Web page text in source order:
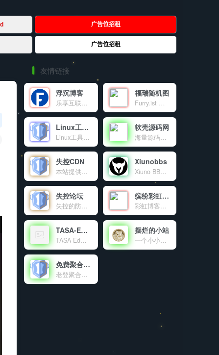
友情链接
浮沉博客
乐享互联网资源及IT技术的个人博客
福瑞随机图
Furry.ist 是一个有趣又高质量的兽装图片分享平台，通过简单的 API 调用，让开发者和爱好者轻松获取丰富的资源。分享，是乐趣；探索，是热爱。这里，趣味与创意交融，等你来发现！
Linux工具箱
Linux工具箱是一个功能强大的Linux系统管理工具，提供系统优化、虚拟内存管理、DNS配置、软件源更换等多种功能，让Linux服务器管理变得简单高效。
软壳源码网
海量源码、程序软件、技术资源共享
失控CDN
本站提供的免费公益CDN
Xiunobbs
Xiuno BBS开源程序交流论坛，致力于为使用Xiuno开源程序的站长提供海量的Xiuno插件，Xiuno模板，Xiuno使用交流，精准地为各位站长朋友免费提供了大量的资源文件。本站为Xiuno程序爱好者，众位站长，粉丝朋友共同建设的公益性交流论坛。
失控论坛
失控的防御系统官方交流论坛。
缤纷彩虹天地
彩虹博客（blog.cccyun.cn）成立于年月日，搭建在新浪sae云计算平台。本站目前作为我的原创程序首发站，同时致力于互联网资源的共享，包括程序源码、各种教程、软件、影视、音乐、电子书、新闻等。对于一些比较不错的有价值的文章，本博客也会适当转载分享。
TASA-Ed官网
TASA-Ed工作室官网！
摆烂的小站
一个小小的世界
免费聚合登录
老登聚合登录是老登互联网科技有限公司旗下的社会化账号聚合登录系统，让网站的最终用户可以一站式选择使用包括微信、微博、QQ、百度等多种社会化帐号登录该站点。简化用户注册登录过程、改善用户浏览站点的体验、迅速提高网站注册量和用户数据量。有完善的开发文档与SDK，方便开发者快速接入。